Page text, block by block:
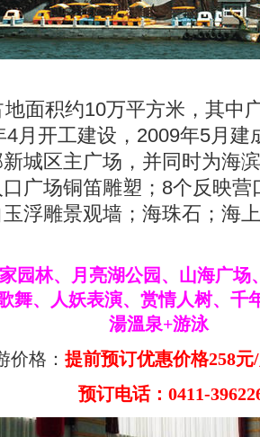
面积约10万平方米，其中
4月开工建设，2009年5月建
城区主广场，并同时为海
广场铜笛雕塑；8个反映
浮雕景观墙；海珠石；海
家园林、月亮湖公园、山海广场
舞、人妖表演、赏情人树、千
湯溫泉+游泳
价格： 提前预订优惠价格258元
预订电话：0411-